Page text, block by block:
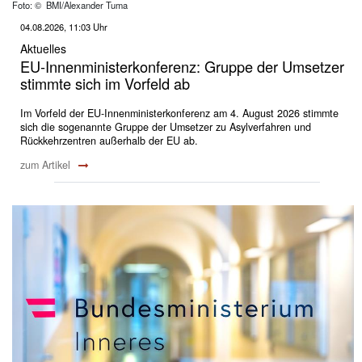
Foto: © BMI/Alexander Tuma
04.08.2026, 11:03 Uhr
Aktuelles
EU-Innenministerkonferenz: Gruppe der Umsetzer
stimmte sich im Vorfeld ab
Im Vorfeld der EU-Innenministerkonferenz am 4. August 2026 stimmte
sich die sogenannte Gruppe der Umsetzer zu Asylverfahren und
Rückkehrzentren außerhalb der EU ab.
zum Artikel